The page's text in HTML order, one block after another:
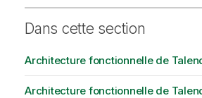
Dans cette section
Architecture fonctionnelle de
Architecture fonctionnelle de